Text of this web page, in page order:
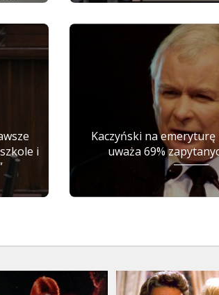
i
Kaczyński na
uważa 69%